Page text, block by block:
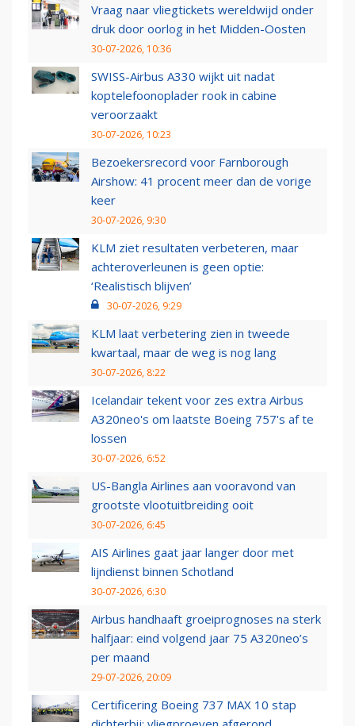
Vraag naar vliegtickets wereldwijd onder
druk door oorlog in het Midden-Oosten
30-07-2026, 10:36
SWISS-Airbus A330 wijkt uit nadat
koptelefoonoplader rook in cabine
veroorzaakt
30-07-2026, 10:23
Bezoekersrecord voor Farnborough
Airshow: 41 procent meer dan de vorige
keer
30-07-2026, 9:30
KLM ziet resultaten verbeteren, maar
achteroverleunen is geen optie:
‘Realistisch blijven’
30-07-2026, 9:29
KLM laat verbetering zien in tweede
kwartaal, maar de weg is nog lang
30-07-2026, 8:22
Icelandair tekent voor zes extra Airbus
A320neo's om laatste Boeing 757's af te
lossen
30-07-2026, 6:52
US-Bangla Airlines aan vooravond van
grootste vlootuitbreiding ooit
30-07-2026, 6:45
AIS Airlines gaat jaar langer door met
lijndienst binnen Schotland
30-07-2026, 6:30
Airbus handhaaft groeiprognoses na sterk
halfjaar: eind volgend jaar 75 A320neo’s
per maand
29-07-2026, 20:09
Certificering Boeing 737 MAX 10 stap